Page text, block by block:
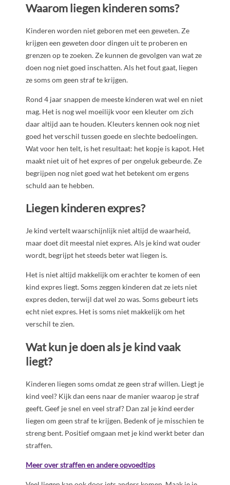
Waarom liegen kinderen soms?
Kinderen worden niet geboren met een geweten. Ze
krijgen een geweten door dingen uit te proberen en
grenzen op te zoeken. Ze kunnen de gevolgen van wat ze
doen nog niet goed inschatten. Als het fout gaat, liegen
ze soms om geen straf te krijgen.
Rond 4 jaar snappen de meeste kinderen wat wel en niet
mag. Het is nog wel moeilijk voor een kleuter om zich
daar altijd aan te houden. Kleuters kennen ook nog niet
goed het verschil tussen goede en slechte bedoelingen.
Wat voor hen telt, is het resultaat: het kopje is kapot. Het
maakt niet uit of het expres of per ongeluk gebeurde. Ze
begrijpen nog niet goed wat het betekent om ergens
schuld aan te hebben.
Liegen kinderen expres?
Je kind vertelt waarschijnlijk niet altijd de waarheid,
maar doet dit meestal niet expres. Als je kind wat ouder
wordt, begrijpt het steeds beter wat liegen is.
Het is niet altijd makkelijk om erachter te komen of een
kind expres liegt. Soms zeggen kinderen dat ze iets niet
expres deden, terwijl dat wel zo was. Soms gebeurt iets
echt niet expres. Het is soms niet makkelijk om het
verschil te zien.
Wat kun je doen als je kind vaak
liegt?
Kinderen liegen soms omdat ze geen straf willen. Liegt je
kind veel? Kijk dan eens naar de manier waarop je straf
geeft. Geef je snel en veel straf? Dan zal je kind eerder
liegen om geen straf te krijgen. Bedenk of je misschien te
streng bent. Positief omgaan met je kind werkt beter dan
straffen.
Meer over straffen en andere opvoedtips